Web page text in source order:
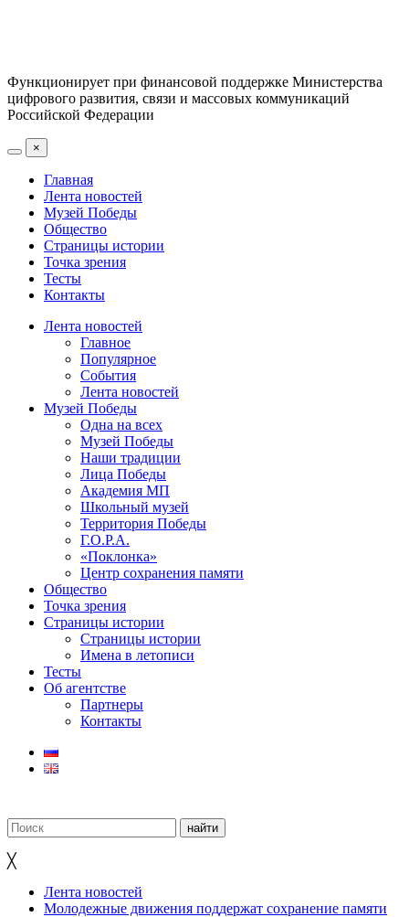
Функционирует при финансовой поддержке Министерства
цифрового развития, связи и массовых коммуникаций
Российской Федерации
×
Главная
Лента новостей
Музей Победы
Общество
Страницы истории
Точка зрения
Тесты
Контакты
Лента новостей
Главное
Популярное
События
Лента новостей
Музей Победы
Одна на всех
Музей Победы
Наши традиции
Лица Победы
Академия МП
Школьный музей
Территория Победы
Г.О.Р.А.
«Поклонка»
Центр сохранения памяти
Общество
Точка зрения
Страницы истории
Страницы истории
Имена в летописи
Тесты
Об агентстве
Партнеры
Контакты
╳
Лента новостей
Молодежные движения поддержат сохранение памяти